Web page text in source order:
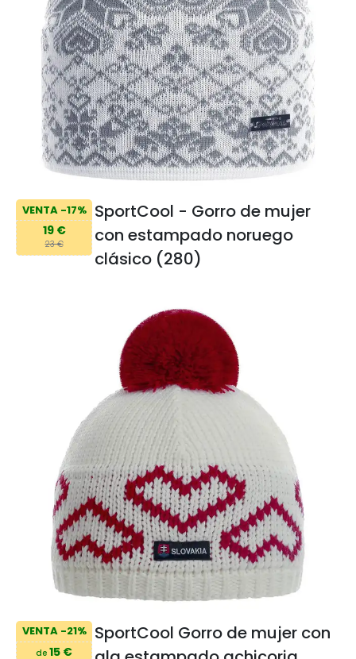
VENTA -17%
19 €
23 €
SportCool - Gorro de mujer
con estampado noruego
clásico (280)
VENTA -21%
de 15 €
SportCool Gorro de mujer con